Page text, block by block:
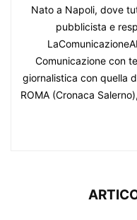
Nato a Napoli, dove
pubblicista e
Comunicazione con
giornalistica con quella
ROMA (Cronaca